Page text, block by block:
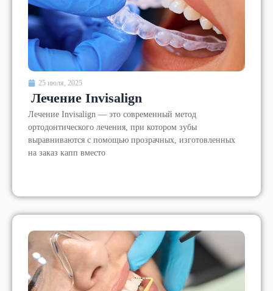
25 июля, 2025
Лечение Invisalign
Лечение Invisalign — это современный метод
ортодонтического лечения, при котором зубы
выравниваются с помощью прозрачных, изготовленных
на заказ капп вместо